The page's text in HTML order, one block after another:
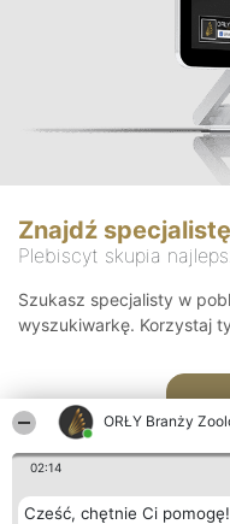
ORŁY Branży
02:14
Cześć, chętnie Ci
Znajdź specjalistę
Plebiscyt skupia
Szukasz specjalisty w
wyszukiwarkę. Korzystaj